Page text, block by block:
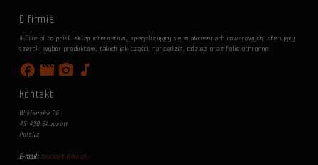
O firmie
4-Bike.pl to polski sklep internetowy specjalizujący się w akcesoriach rowerowych, oferujący
szeroki wybór produktów, takich jak części, narzędzia, odzież oraz folie ochronne.
facebook movie photo_camera music_note
Kontakt
Wiślańska 26
43-430 Skoczów
Polska
E-mail: biuro@4-bike.pl